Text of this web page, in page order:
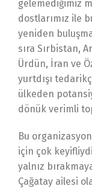
gelemediğimiz
dostlarımız ile
yeniden
sıra Sırbistan,
Ürdün, İran ve
yurtdışı
ülkeden
dönük verimli
Bu
için çok
yalnız
Çağatay ailesi